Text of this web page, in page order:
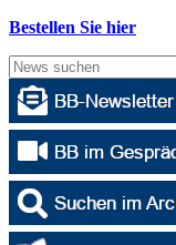
Bestellen Sie hier